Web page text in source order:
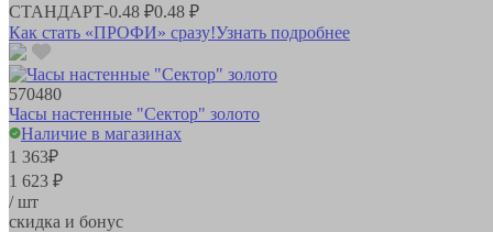
СТАНДАРТ-0.48 ₽0.48 ₽
Как стать «ПРОФИ» сразу!Узнать подробнее
570480
Часы настенные "Сектор" золото
Наличие в магазинах
1 363₽
1 623 ₽
/ шт
скидка и бонус